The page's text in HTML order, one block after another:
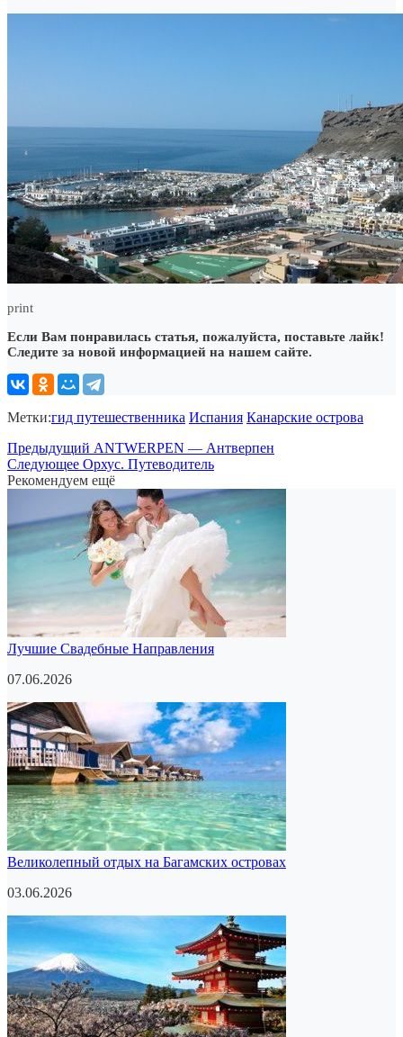
print
Если Вам понравилась статья, пожалуйста, поставьте лайк!
Следите за новой информацией на нашем сайте.
Метки:гид путешественника Испания Канарские острова
Предыдущий ANTWERPEN — Антверпен
Следующее Орхус. Путеводитель
Рекомендуем ещё
Лучшие Свадебные Направления
07.06.2026
Великолепный отдых на Багамских островах
03.06.2026